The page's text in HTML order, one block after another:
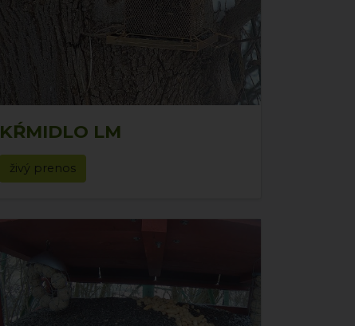
KŔMIDLO LM
živý prenos